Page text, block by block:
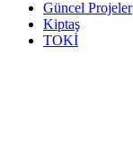
Güncel Projeler
Kiptaş
TOKİ